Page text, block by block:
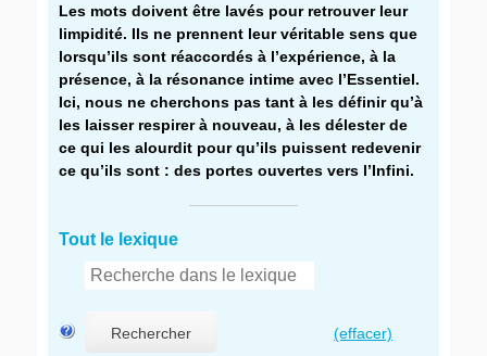
Les mots doivent être lavés pour retrouver leur
limpidité. Ils ne prennent leur véritable sens que
lorsqu’ils sont réaccordés à l’expérience, à la
présence, à la résonance intime avec l’Essentiel.
Ici, nous ne cherchons pas tant à les définir qu’à
les laisser respirer à nouveau, à les délester de
ce qui les alourdit pour qu’ils puissent redevenir
ce qu’ils sont : des portes ouvertes vers l’Infini.
Tout le lexique
Rechercher (effacer)